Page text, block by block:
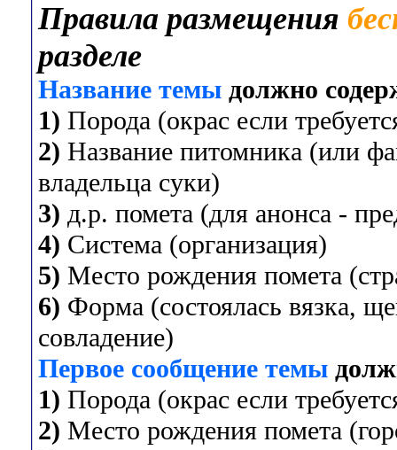
Правила размещения
разделе
Название темы должно
1) Порода (окрас если
2) Название питомника (или
владельца суки)
3) д.р. помета (для анонса -
4) Система (организация)
5) Место рождения помета
6) Форма (состоялась вязка,
совладение)
Первое сообщение темы
1) Порода (окрас если
2) Место рождения помета